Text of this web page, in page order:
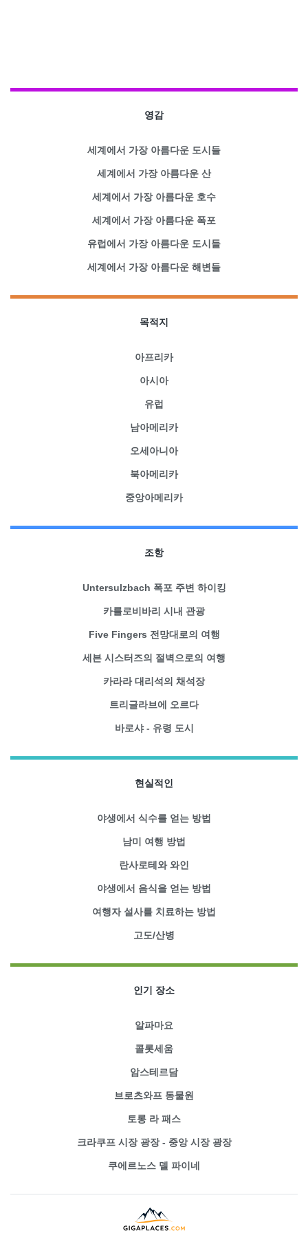
영감
세계에서 가장 아름다운 도시들
세계에서 가장 아름다운 산
세계에서 가장 아름다운 호수
세계에서 가장 아름다운 폭포
유럽에서 가장 아름다운 도시들
세계에서 가장 아름다운 해변들
목적지
아프리카
아시아
유럽
남아메리카
오세아니아
북아메리카
중앙아메리카
조항
Untersulzbach 폭포 주변 하이킹
카를로비바리 시내 관광
Five Fingers 전망대로의 여행
세븐 시스터즈의 절벽으로의 여행
카라라 대리석의 채석장
트리글라브에 오르다
바로샤 - 유령 도시
현실적인
야생에서 식수를 얻는 방법
남미 여행 방법
란사로테와 와인
야생에서 음식을 얻는 방법
여행자 설사를 치료하는 방법
고도/산병
인기 장소
알파마요
콜롯세움
암스테르담
브로츠와프 동물원
토롱 라 패스
크라쿠프 시장 광장 - 중앙 시장 광장
쿠에르노스 델 파이네